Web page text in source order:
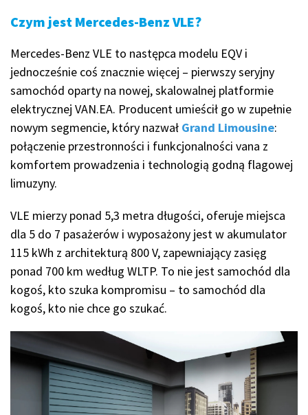
Czym jest Mercedes-Benz VLE?
Mercedes-Benz VLE to następca modelu EQV i
jednocześnie coś znacznie więcej – pierwszy seryjny
samochód oparty na nowej, skalowalnej platformie
elektrycznej VAN.EA. Producent umieścił go w zupełnie
nowym segmencie, który nazwał Grand Limousine:
połączenie przestronności i funkcjonalności vana z
komfortem prowadzenia i technologią godną flagowej
limuzyny.
VLE mierzy ponad 5,3 metra długości, oferuje miejsca
dla 5 do 7 pasażerów i wyposażony jest w akumulator
115 kWh z architekturą 800 V, zapewniający zasięg
ponad 700 km według WLTP. To nie jest samochód dla
kogoś, kto szuka kompromisu – to samochód dla
kogoś, kto nie chce go szukać.